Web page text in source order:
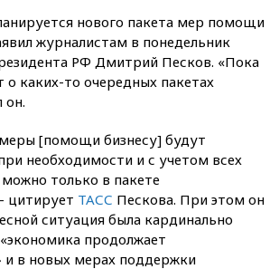
нового пакета мер помощи
журналистам в понедельник
РФ Дмитрий Песков. «Пока
о каких-то очередных пакетах
он.
[помощи бизнесу] будут
необходимости и с учетом всех
только в пакете
цитирует ТАСС Пескова. При этом он
ситуация была кардинально
продолжает
и в новых мерах поддержки